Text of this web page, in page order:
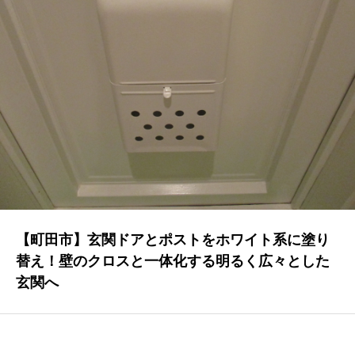
CONTACT
NEWS
Q&A
よくあるご質問
ENTRY
求人採用情報
【町田市】玄関ドアとポストをホワイト系に塗り
替え！壁のクロスと一体化する明るく広々とした
玄関へ